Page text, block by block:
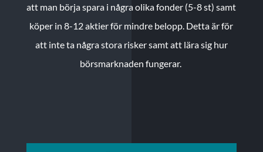
att man börja spara i några olika fonder (5-8 st) samt
köper in 8-12 aktier för mindre belopp. Detta är för
att inte ta några stora risker samt att lära sig hur
börsmarknaden fungerar.